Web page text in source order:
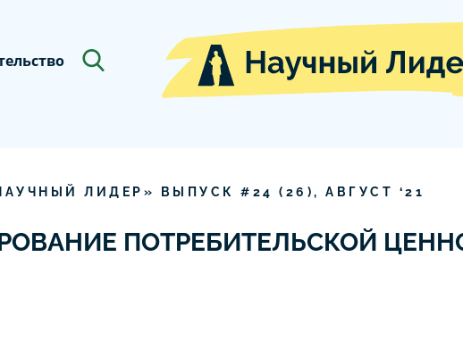
ЛИДЕР» ВЫПУСК # 24 ( 26 ), АВГУСТ ‘21
ПОТРЕБИТЕЛЬСКОЙ